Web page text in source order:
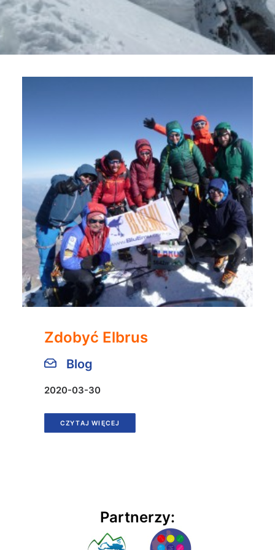
Zdobyć Elbrus
Blog
2020-03-30
CZYTAJ WIĘCEJ
Partnerzy: